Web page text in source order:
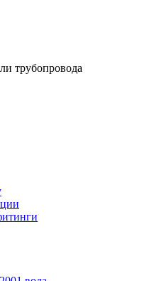
трубопровода